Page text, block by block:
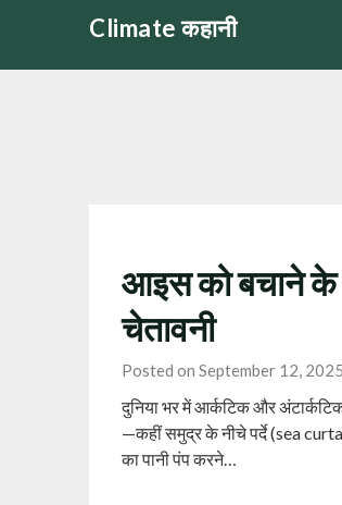
content
Climate कहानी
आइस को बचाने के
चेतावनी
Posted on September 12, 2025
दुनिया भर में आर्कटिक और
—कहीं समुद्र के नीचे पर्दे (sea
का पानी पंप करने…